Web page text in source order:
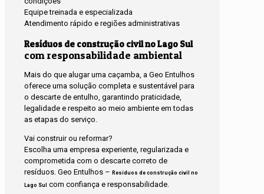
Equipe treinada e especializada
Atendimento rápido e regiões administrativas
Resíduos de construção civil no Lago Sul
com responsabilidade ambiental
Mais do que alugar uma caçamba, a Geo Entulhos
oferece uma solução completa e sustentável para
o descarte de entulho, garantindo praticidade,
legalidade e respeito ao meio ambiente em todas
as etapas do serviço.
Vai construir ou reformar?
Escolha uma empresa experiente, regularizada e
comprometida com o descarte correto de
resíduos. Geo Entulhos – Resíduos de construção civil no
Lago Sul com confiança e responsabilidade.